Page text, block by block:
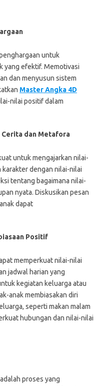
untuk
yang efektif. Memotivasi
dan menyusun sistem
Master Angka 4D
nilai positif dalam
dan Metafora
untuk mengajarkan nilai-
karakter dengan nilai-nilai
tentang bagaimana nilai-
nyata. Diskusikan pesan
dapat
Positif
memperkuat nilai-nilai
jadwal harian yang
kegiatan keluarga atau
anak membiasakan diri
seperti makan malam
hubungan dan nilai-nilai
proses yang